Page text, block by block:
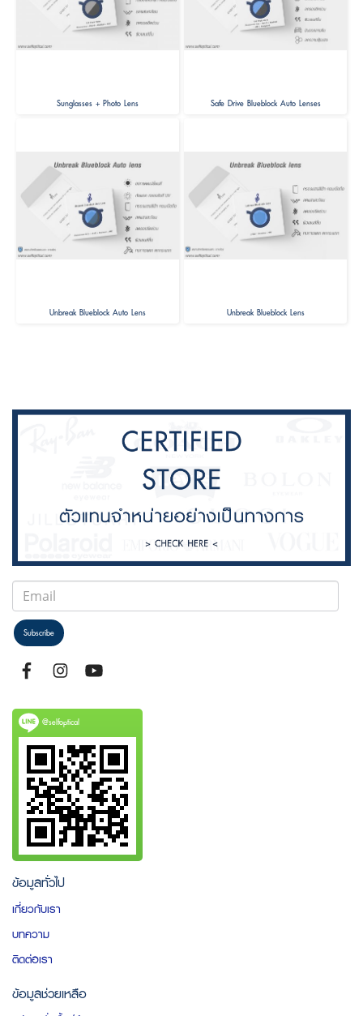
Sunglasses + Photo Lens Safe Drive Blueblock Auto Lenses
Unbreak Blueblock Auto Lens Unbreak Blueblock Lens
Subscribe
@selfoptical
ข้อมูลทั่วไป
เกี่ยวกับเรา
บทความ
ติดต่อเรา
ข้อมูลช่วยเหลือ